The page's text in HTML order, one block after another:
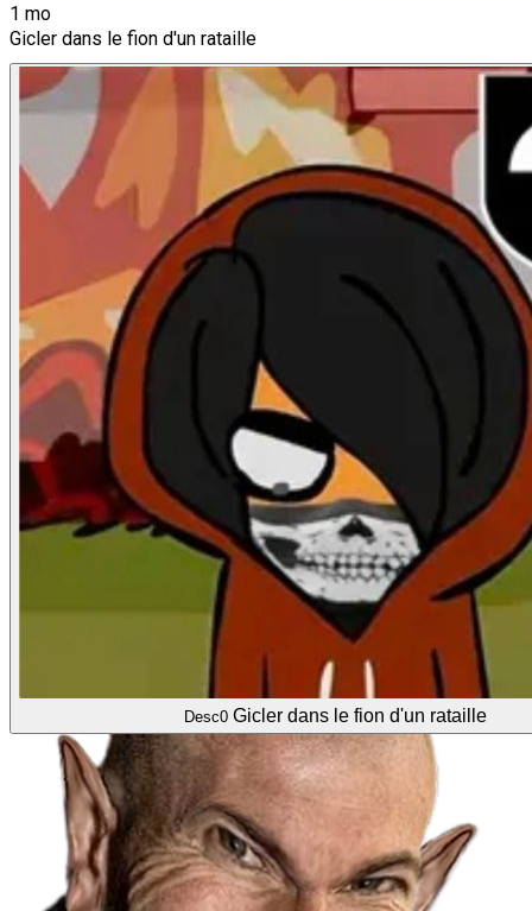
1 mo
Gicler dans le fion d'un rataille
Desc0 Gicler dans le fion d'un rataille